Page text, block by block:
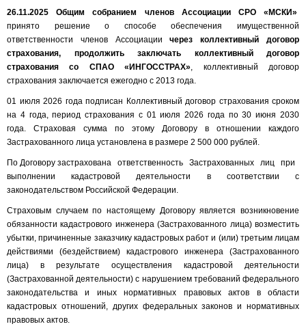
26.11.2025 Общим собранием членов Ассоциации СРО «МСКИ»
принято решение о способе обеспечения имущественной
ответственности членов Ассоциациичерез коллективный договор
страхования, продолжить заключать коллективный договор
страхования со СПАО «ИНГОССТРАХ», коллективный договор
страхования заключается ежегодно с 2013 года.
01 июля 2026 года подписан Коллективный договор страхования сроком
на 4 года, период страхования с 01 июля 2026 года по 30 июня 2030
года. Страховая сумма по этому Договору в отношении каждого
Застрахованного лица установлена в размере 2 500 000 рублей.
По Договору застрахована ответственность Застрахованных лиц при
выполнении кадастровой деятельности в соответствии с
законодательством Российской Федерации.
Страховым случаем по настоящему Договору является возникновение
обязанности кадастрового инженера (Застрахованного лица) возместить
убытки, причиненные заказчику кадастровых работ и (или) третьим лицам
действиями (бездействием) кадастрового инженера (Застрахованного
лица) в результате осуществления кадастровой деятельности
(Застрахованной деятельности) с нарушением требований федерального
законодательства и иных нормативных правовых актов в области
кадастровых отношений, других федеральных законов и нормативных
правовых актов.